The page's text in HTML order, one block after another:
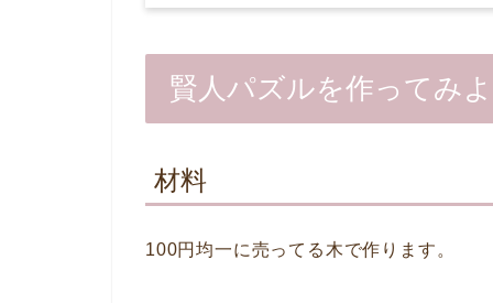
賢人パズルを作ってみ
材料
100円均一に売ってる木で作ります。